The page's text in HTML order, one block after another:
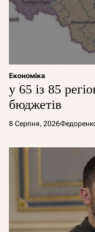
Економіка
у 65 із 85
бюджетів
8 Серпня, 2026